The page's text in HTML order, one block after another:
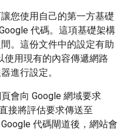
您使用自己的第一方基礎
代碼。這項基礎架構
。這份文件中的設定有助
使用現有的內容傳遞網路
進行設定。
會向 Google 網域要求
接將評估要求傳送至
代碼閘道後，網站會